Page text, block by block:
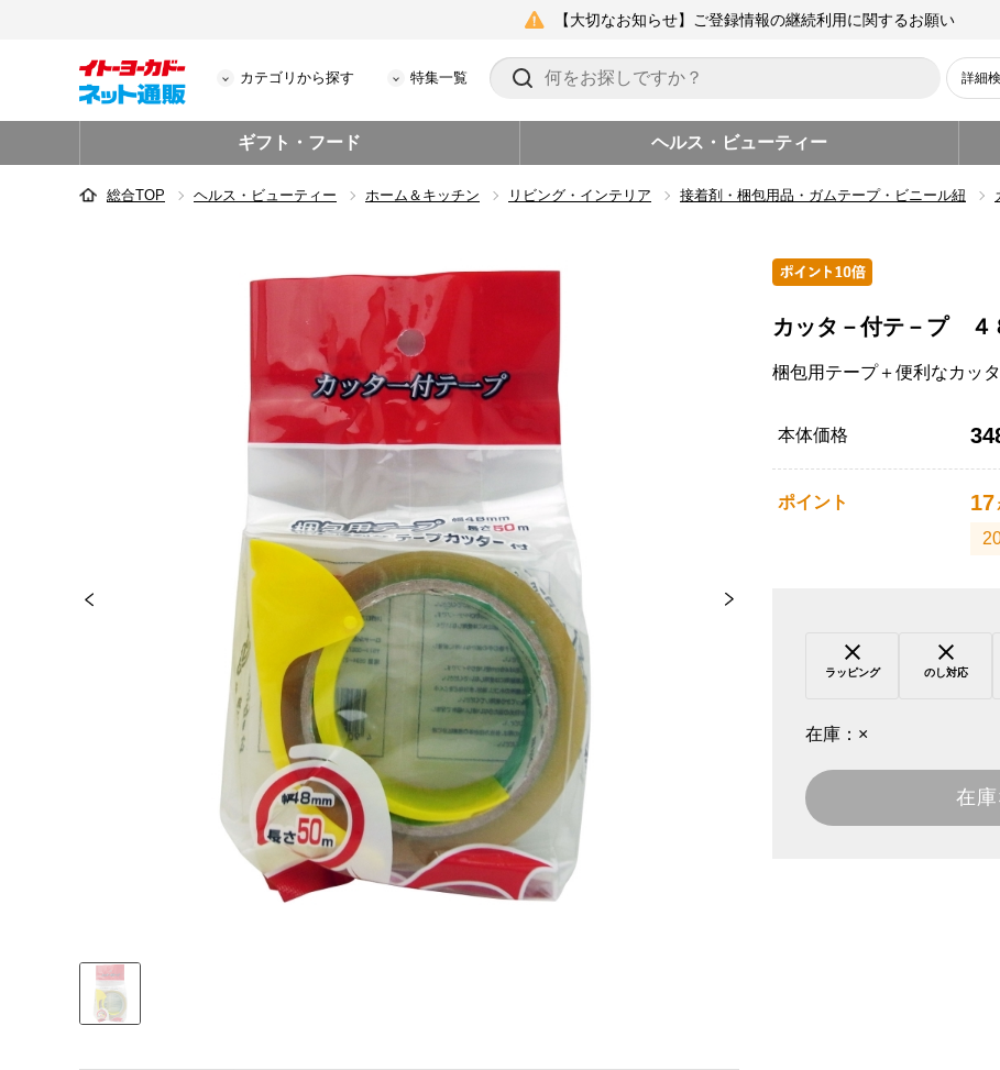
【大切なお知らせ】ご登録情報の継続利用に関するお願い
カテゴリから探す 特集一覧 詳細
ギフト・フード ヘルス・ビューティー
総合TOP ヘルス・ビューティー ホーム＆キッチン リビング・インテリア 接着剤・梱包用品・ガムテープ・ビニール紐
カッタ－付テ－プ ４
梱包用テープ＋便利なカッタ
本体価格
ポイント 17
ラッピング のし対応
在庫： ×
在庫